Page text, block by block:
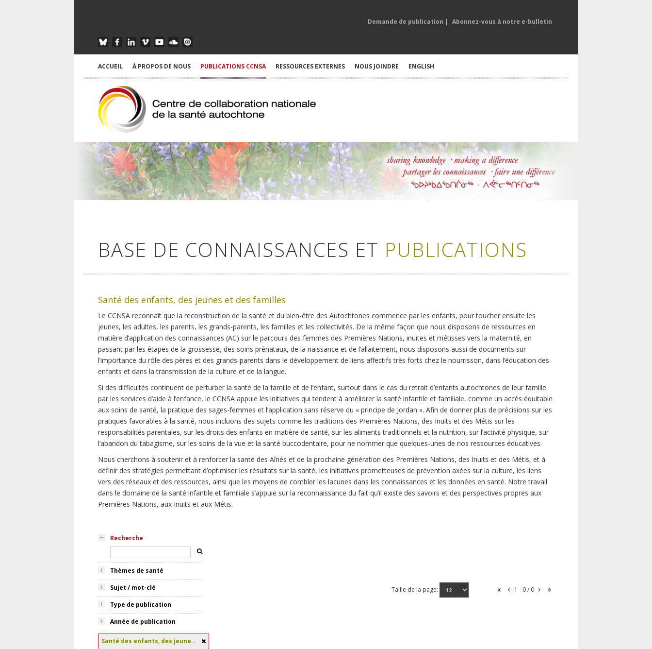
Demande de publication | Abonnez-vous à notre e-bulletin
ACCUEIL À PROPOS DE NOUS PUBLICATIONS CCNSA RESSOURCES EXTERNES NOUS JOINDRE ENGLISH
BASE DE CONNAISSANCES ET PUBLICATIONS
Santé des enfants, des jeunes et des familles
Le CCNSA reconnaît que la reconstruction de la santé et du bien-être des Autochtones commence par les enfants, pour toucher ensuite les
jeunes, les adultes, les parents, les grands-parents, les familles et les collectivités. De la même façon que nous disposons de ressources en
matière d’application des connaissances (AC) sur le parcours des femmes des Premières Nations, inuites et métisses vers la maternité, en
passant par les étapes de la grossesse, des soins prénataux, de la naissance et de l’allaitement, nous disposons aussi de documents sur
l’importance du rôle des pères et des grands-parents dans le développement de liens affectifs très forts chez le nourrisson, dans l’éducation des
enfants et dans la transmission de la culture et de la langue.
Si des difficultés continuent de perturber la santé de la famille et de l’enfant, surtout dans le cas du retrait d’enfants autochtones de leur famille
par les services d’aide à l’enfance, le CCNSA appuie les initiatives qui tendent à améliorer la santé infantile et familiale, comme un accès équitable
aux soins de santé, la pratique des sages-femmes et l’application sans réserve du « principe de Jordan ». Afin de donner plus de précisions sur les
pratiques favorables à la santé, nous incluons des sujets comme les traditions des Premières Nations, des Inuits et des Métis sur les
responsabilités parentales, sur les droits des enfants en matière de santé, sur les aliments traditionnels et la nutrition, sur l’activité physique, sur
l’abandon du tabagisme, sur les soins de la vue et la santé buccodentaire, pour ne nommer que quelques-unes de nos ressources éducatives.
Nous cherchons à soutenir et à renforcer la santé des Aînés et de la prochaine génération des Premières Nations, des Inuits et des Métis, et à
définir des stratégies permettant d’optimiser les résultats sur la santé, les initiatives prometteuses de prévention axées sur la culture, les liens
vers des réseaux et des ressources, ainsi que les moyens de combler les lacunes dans les connaissances et les données en santé. Notre travail
dans le domaine de la santé infantile et familiale s’appuie sur la reconnaissance du fait qu’il existe des savoirs et des perspectives propres aux
Premières Nations, aux Inuits et aux Métis.
Recherche
Thèmes de santé
Sujet / mot-clé
Type de publication
Année de publication
Santé des enfants, des jeunes et des familles
Taille de la page: 1 - 0 / 0